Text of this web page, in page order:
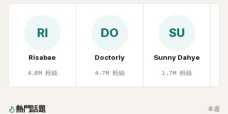
藝圈。據悉，她當年能加入 S#arp，也與 李尚敏 的賞識有關。
目，她經營的 YouTube 頻道也即將突破百萬訂閱，近年內容深
受網友喜愛，再度迎來事業第二春。
RI
Risabae
4.0M 粉絲
DO
Doctorly
4.7M 粉絲
SU
Sunny Dahye
1.7M 粉絲
熱門話題 本週